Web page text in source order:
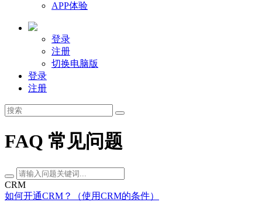
APP体验
登录
注册
切换电脑版
登录
注册
FAQ 常见问题
CRM
如何开通CRM？（使用CRM的条件）